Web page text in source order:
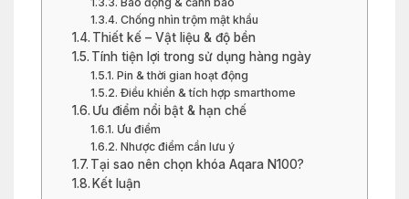
Chống nhìn trộm mật khẩu
Thiết kế – Vật liệu & độ bền
Tính tiện lợi trong sử dụng hàng ngày
Pin & thời gian hoạt động
Điều khiển & tích hợp smarthome
Ưu điểm nổi bật & hạn chế
Ưu điểm
Nhược điểm cần lưu ý
Tại sao nên chọn khóa Aqara N100?
Kết luận